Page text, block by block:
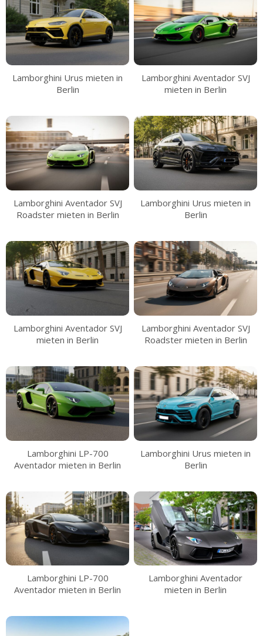
Lamborghini Urus mieten in
Berlin
Lamborghini Aventador SVJ
mieten in Berlin
Lamborghini Aventador SVJ
Roadster mieten in Berlin
Lamborghini Urus mieten in
Berlin
Lamborghini Aventador SVJ
mieten in Berlin
Lamborghini Aventador SVJ
Roadster mieten in Berlin
Lamborghini LP-700
Aventador mieten in Berlin
Lamborghini Urus mieten in
Berlin
Lamborghini LP-700
Aventador mieten in Berlin
Lamborghini Aventador
mieten in Berlin